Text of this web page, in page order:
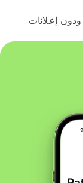
إعلانات